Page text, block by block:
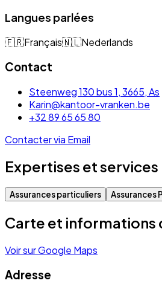
Langues parlées
🇫🇷Français🇳🇱Nederlands
Contact
Steenweg 130 bus 1, 3665, As
Karin@kantoor-vranken.be
+32 89 65 65 80
Contacter via Email
Expertises et services
Assurances particuliers Assurances
Carte et informations
Voir sur Google Maps
Adresse